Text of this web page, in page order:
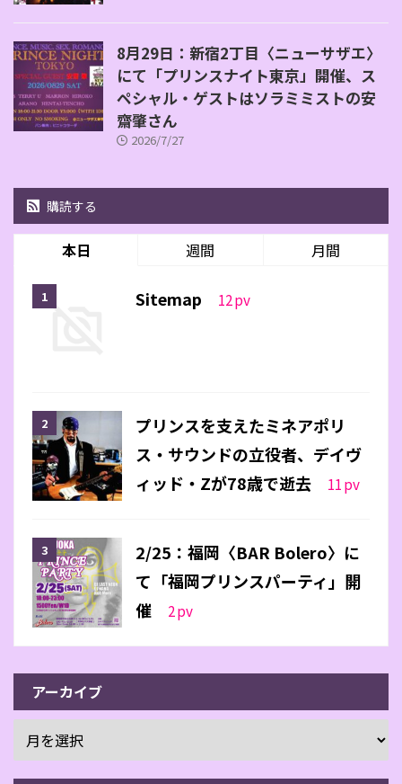
8月29日：新宿2丁目〈ニューサザエ〉
にて「プリンスナイト東京」開催、ス
ペシャル・ゲストはソラミミストの安
齋肇さん
2026/7/27
購読する
本日 週間 月間
Sitemap 12pv
プリンスを支えたミネアポリ
ス・サウンドの立役者、デイヴ
ィッド・Zが78歳で逝去
11pv
2/25：福岡〈BAR Bolero〉に
て「福岡プリンスパーティ」開
催
2pv
アーカイブ